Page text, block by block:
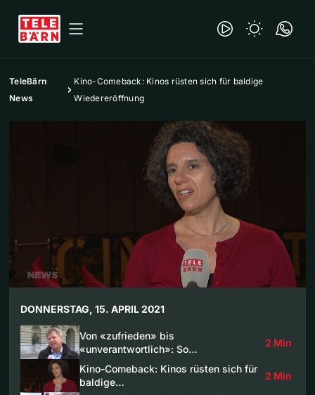
TeleBärn
News
Kino-Comeback: Kinos rüsten sich für baldige
Wiedereröffnung
DONNERSTAG, 15. APRIL 2021
Von «zufrieden» bis
«unverantwortlich»: So…
2 Min
Kino-Comeback: Kinos rüsten sich für
baldige…
2 Min